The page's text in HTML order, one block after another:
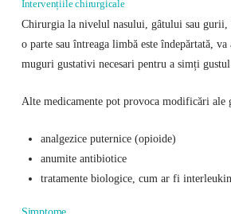
Intervențiile chirurgicale
Chirurgia la nivelul nasului, gâtului sau gurii,
o parte sau întreaga limbă este îndepărtată, va
muguri gustativi necesari pentru a simți
Alte medicamente pot provoca modificări ale
analgezice puternice (opioide)
anumite antibiotice
tratamente biologice, cum ar fi